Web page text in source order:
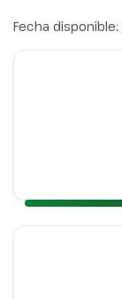
Fecha disponible: